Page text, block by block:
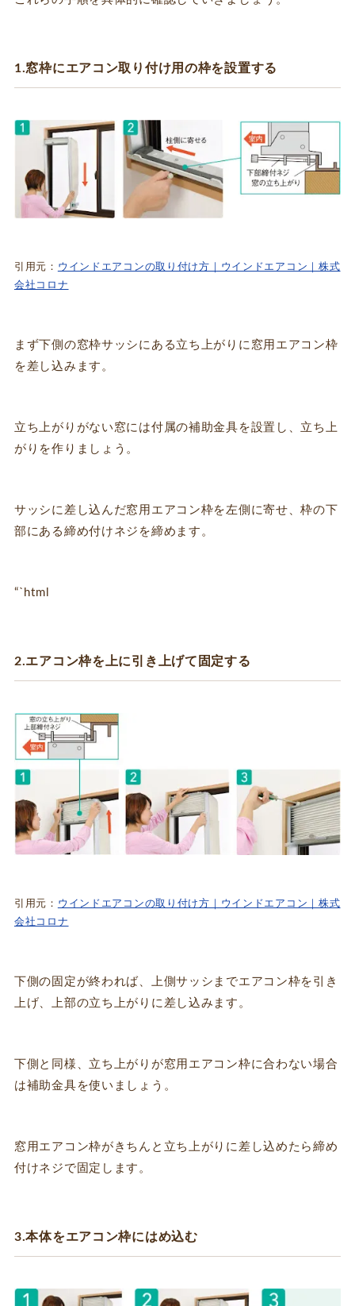
1.窓枠にエアコン取り付け用の枠を設置する
引用元： ウインドエアコンの取り付け方｜ウインドエアコン｜株式
会社コロナ
まず下側の窓枠サッシにある立ち上がりに窓用エアコン枠
を差し込みます。
立ち上がりがない窓には付属の補助金具を設置し、立ち上
がりを作りましょう。
サッシに差し込んだ窓用エアコン枠を左側に寄せ、枠の下
部にある締め付けネジを締めます。
“`html
2.エアコン枠を上に引き上げて固定する
引用元： ウインドエアコンの取り付け方｜ウインドエアコン｜株式
会社コロナ
下側の固定が終われば、上側サッシまでエアコン枠を引き
上げ、上部の立ち上がりに差し込みます。
下側と同様、立ち上がりが窓用エアコン枠に合わない場合
は補助金具を使いましょう。
窓用エアコン枠がきちんと立ち上がりに差し込めたら締め
付けネジで固定します。
3.本体をエアコン枠にはめ込む